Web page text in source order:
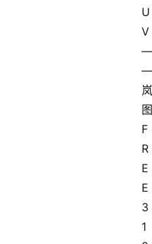
U
V
—
—
岚
图
F
R
E
E
3
1